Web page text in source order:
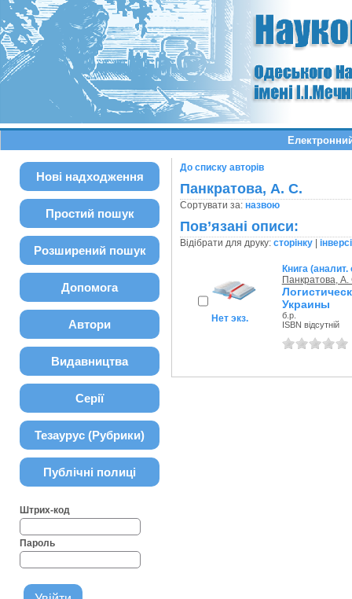
Нові надходження
Простий пошук
Розширений пошук
Допомога
Автори
Видавництва
Серії
Тезаурус (Рубрики)
Публічні полиці
Штрих-код
Пароль
До списку авторів
Панкратова, А. С.
Сортувати за: назвою
Пов’язані описи:
Відібрати для друку: сторінку|
Нет экз.
Книга
Панкратова, А.
Украины
б.р.
ISBN відсутній